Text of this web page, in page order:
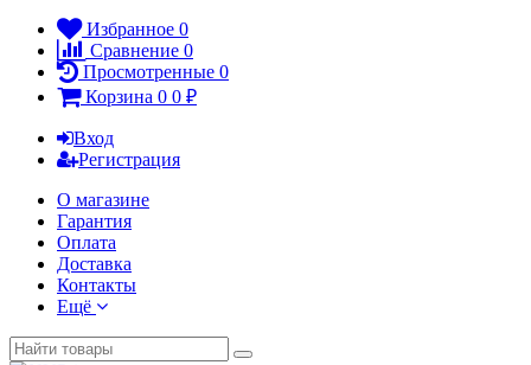
Избранное 0
Сравнение 0
Просмотренные 0
Корзина 0 0 ₽
Вход
Регистрация
О магазине
Гарантия
Оплата
Доставка
Контакты
Ещё